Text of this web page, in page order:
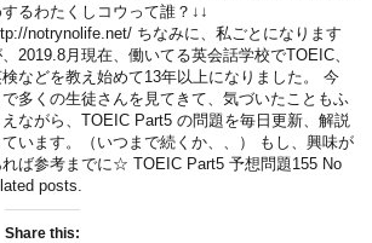
るわたくしコウって誰？↓↓
notrynolife.net/ ちなみに、私ごとになります
2019.8月現在、働いてる英会話学校でTOEIC、
などを教え始めて13年以上になりました。 今
で多くの生徒さんを見てきて、気づいたこともふ
えながら、TOEIC Part5 の問題を毎日更新、解説
ています。（いつまで続くか、、） もし、興味が
れば参考までに☆ TOEIC Part5 予想問題155 No
posts.
Share this: